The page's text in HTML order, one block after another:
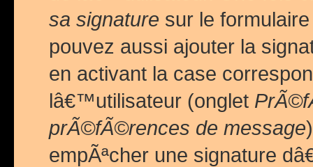
sa signature sur le
pouvez aussi ajouter la
en activant la case
lâ€™utilisateur (onglet
prÃ©fÃ©rences de message
empÃªcher une signature